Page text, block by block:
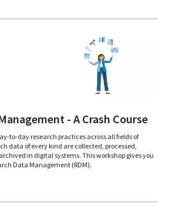
- A Crash Course
to-day research practices across all fields of
data of every kind are collected, processed,
in digital systems. This workshop gives you
Data Management (RDM).